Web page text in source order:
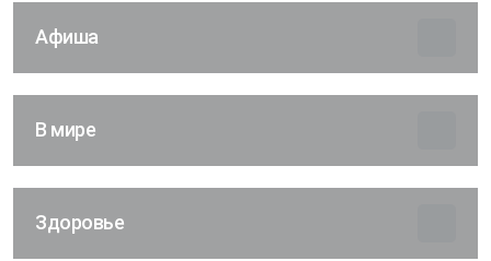
Афиша
В мире
Здоровье